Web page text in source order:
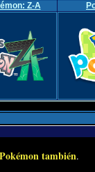
Z-A
también.